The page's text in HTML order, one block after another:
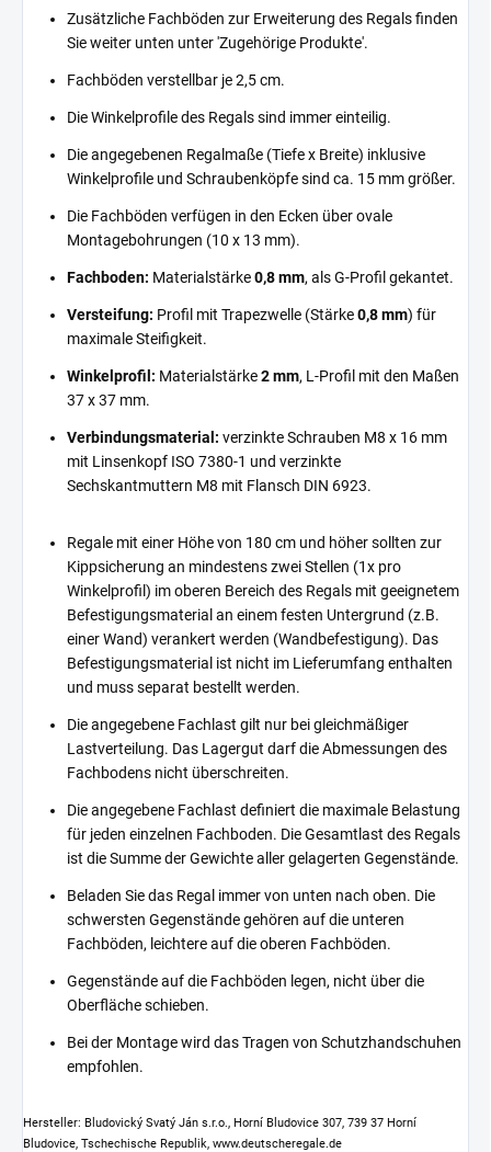
Zusätzliche Fachböden zur Erweiterung des Regals finden
Sie weiter unten unter 'Zugehörige Produkte'.
Fachböden verstellbar je 2,5 cm.
Die Winkelprofile des Regals sind immer einteilig.
Die angegebenen Regalmaße (Tiefe x Breite) inklusive
Winkelprofile und Schraubenköpfe sind ca. 15 mm größer.
Die Fachböden verfügen in den Ecken über ovale
Montagebohrungen (10 x 13 mm).
Fachboden: Materialstärke0,8 mm, als G-Profil gekantet.
Versteifung: Profil mit Trapezwelle (Stärke0,8 mm) für
maximale Steifigkeit.
Winkelprofil: Materialstärke2 mm, L-Profil mit den Maßen
37 x 37 mm.
Verbindungsmaterial: verzinkte Schrauben M8 x 16 mm
mit Linsenkopf ISO 7380-1 und verzinkte
Sechskantmuttern M8 mit Flansch DIN 6923.
Regale mit einer Höhe von 180 cm und höher sollten zur
Kippsicherung an mindestens zwei Stellen (1x pro
Winkelprofil) im oberen Bereich des Regals mit geeignetem
Befestigungsmaterial an einem festen Untergrund (z.B.
einer Wand) verankert werden (Wandbefestigung). Das
Befestigungsmaterial ist nicht im Lieferumfang enthalten
und muss separat bestellt werden.
Die angegebene Fachlast gilt nur bei gleichmäßiger
Lastverteilung. Das Lagergut darf die Abmessungen des
Fachbodens nicht überschreiten.
Die angegebene Fachlast definiert die maximale Belastung
für jeden einzelnen Fachboden. Die Gesamtlast des Regals
ist die Summe der Gewichte aller gelagerten Gegenstände.
Beladen Sie das Regal immer von unten nach oben. Die
schwersten Gegenstände gehören auf die unteren
Fachböden, leichtere auf die oberen Fachböden.
Gegenstände auf die Fachböden legen, nicht über die
Oberfläche schieben.
Bei der Montage wird das Tragen von Schutzhandschuhen
empfohlen.
Hersteller: Bludovický Svatý Ján s.r.o., Horní Bludovice 307, 739 37 Horní
Bludovice, Tschechische Republik, www.deutscheregale.de